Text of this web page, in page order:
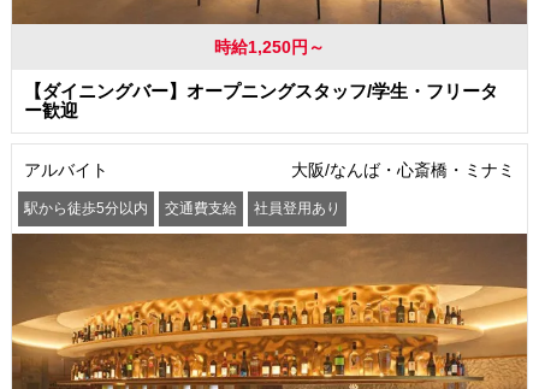
時給1,250円～
【ダイニングバー】オープニングスタッフ/学生・フリータ
ー歓迎
アルバイト 大阪/なんば・心斎橋・ミナミ
駅から徒歩5分以内 交通費支給 社員登用あり